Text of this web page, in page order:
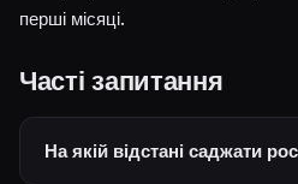
перші місяці.
Часті запитання
На якій відстані саджати